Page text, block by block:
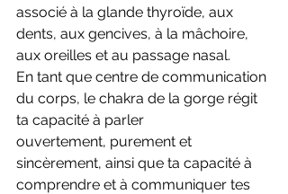
associé à la glande thyroïde, aux
dents, aux gencives, à la mâchoire,
aux oreilles et au passage nasal.
En tant que centre de communication
du corps, le chakra de la gorge régit
ta capacité à parler
ouvertement, purement et
sincèrement, ainsi que ta capacité à
comprendre et à communiquer tes